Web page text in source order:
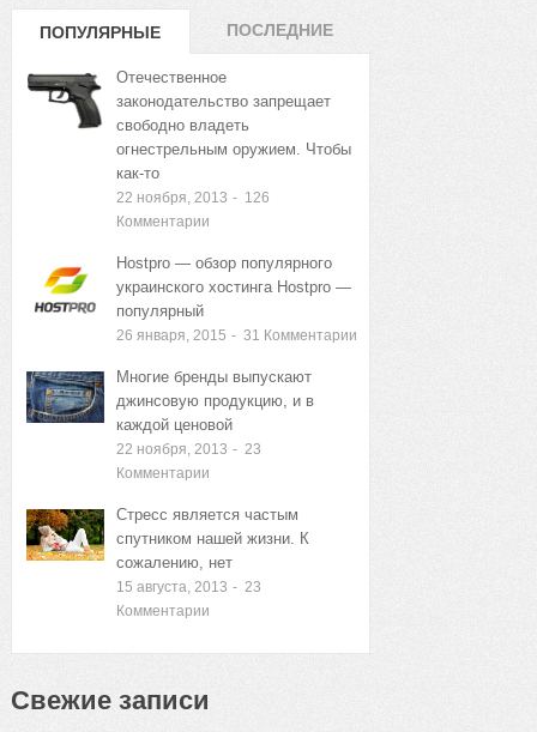
ПОПУЛЯРНЫЕ
ЗАПИСИ
ПОСЛЕДНИЕ
Отечественное
законодательство запрещает
свободно владеть
огнестрельным оружием. Чтобы
как-то
22 ноября, 2013 - 126
Комментарии
Hostpro — обзор популярного
украинского хостинга Hostpro —
популярный
26 января, 2015 - 31 Комментарии
Многие бренды выпускают
джинсовую продукцию, и в
каждой ценовой
22 ноября, 2013 - 23
Комментарии
Стресс является частым
спутником нашей жизни. К
сожалению, нет
15 августа, 2013 - 23
Комментарии
Свежие записи